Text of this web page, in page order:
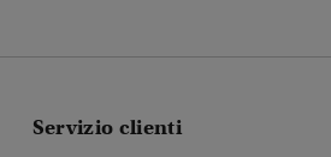
Servizio clienti